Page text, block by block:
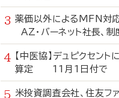
薬価以外によるMFN対応
AZ・バーネット社長、
【中医協】デュピクセン
算定 11月1日付で
米投資調査会社、住友フ